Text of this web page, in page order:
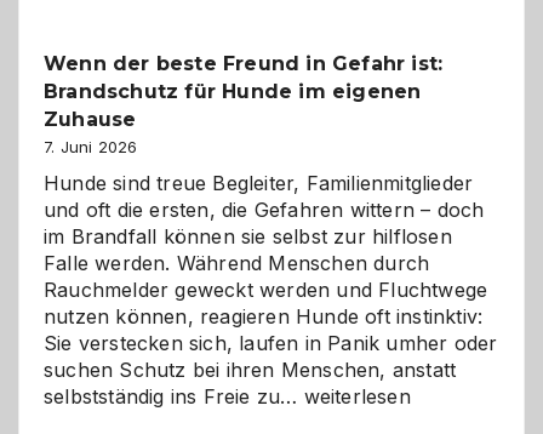
und
herzlich
Wenn der beste Freund in Gefahr ist:
Brandschutz für Hunde im eigenen
Zuhause
7. Juni 2026
Hunde sind treue Begleiter, Familienmitglieder
und oft die ersten, die Gefahren wittern – doch
im Brandfall können sie selbst zur hilflosen
Falle werden. Während Menschen durch
Rauchmelder geweckt werden und Fluchtwege
nutzen können, reagieren Hunde oft instinktiv:
Sie verstecken sich, laufen in Panik umher oder
suchen Schutz bei ihren Menschen, anstatt
selbstständig ins Freie zu… Wenn
weiterlesen